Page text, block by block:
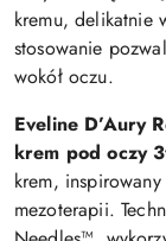
kremu, delikatnie
stosowanie
wokół oczu.
Eveline D’Aury
krem pod oczy
krem,
mezoterapii.